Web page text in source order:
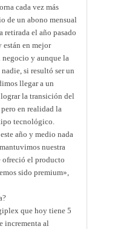
cada vez más
de un abono mensual
el año pasado
están en mejor
negocio y aunque la
si resultó ser un
llegar a un
la transición del
en realidad la
tecnológico.
año y medio nada
nuestra
ofreció el producto
sido premium»,
que hoy tiene 5
incrementa al